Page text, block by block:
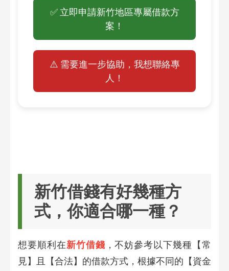
✅ 立即申請新竹地區專屬借款方
案！
⚠️ 需要進一步協助，我想聯絡專
人！
新竹借錢有好幾種方
式，你適合哪一種？
想要順利在新竹借錢 ，不妨參考以下幾種【常
見】且【合法】的借款方式，根據不同的【資金